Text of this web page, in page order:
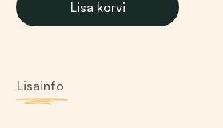
saflooriõli,
õhtupriimulaõli,
Lisa korvi
Lisainfo